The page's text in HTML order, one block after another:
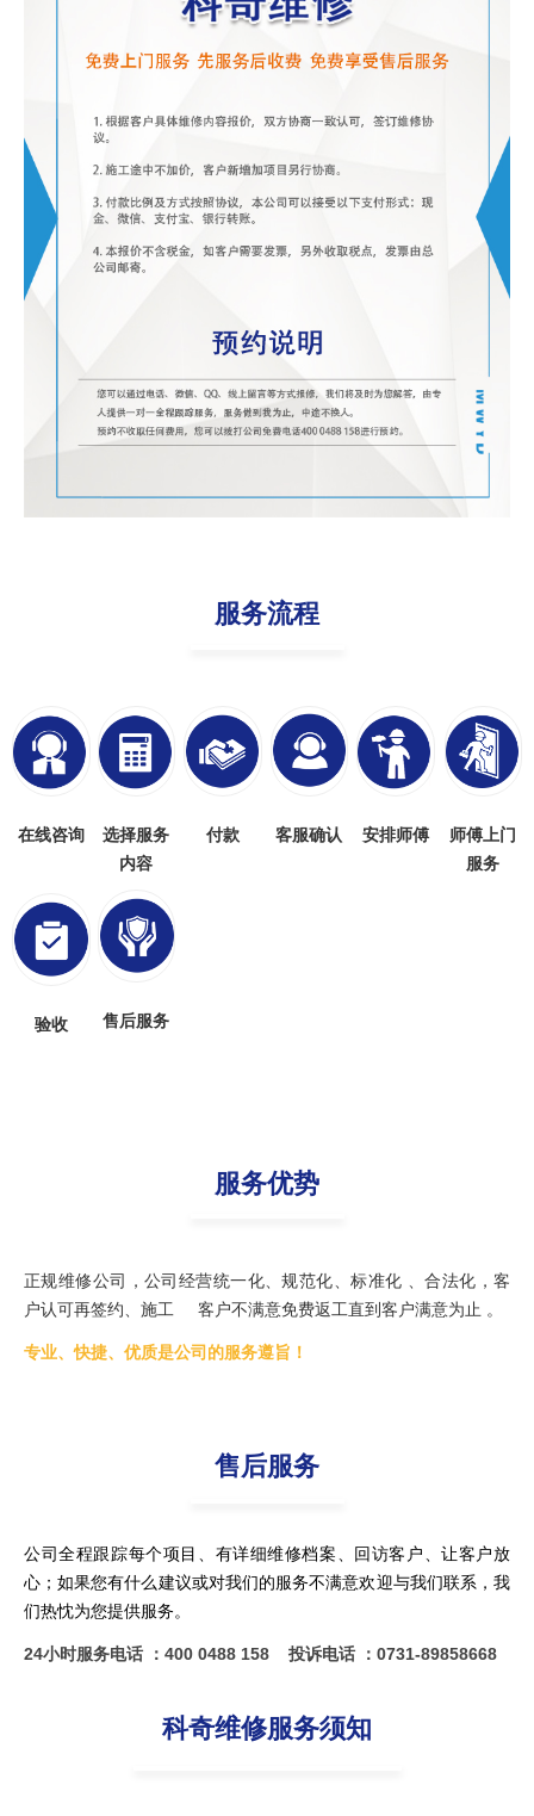
在线咨询
选择服务
内容
客服确认 安排师傅
付款
师傅上门
服务
验收 售后服务
服务流程
正规维修公司，公司经营统一化、规范化、标准化 、合法化，客
户认可再签约、施工 客户不满意免费返工直到客户满意为止 。
专业、快捷、优质是公司的服务遵旨！
服务优势
公司全程跟踪每个项目、有详细维修档案、回访客户、让客户放
心；如果您有什么建议或对我们的服务不满意欢迎与我们联系，我
们热忱为您提供服务。
24小时服务电话 ：400 0488 158 投诉电话 ：0731-89858668
售后服务
科奇维修服务须知